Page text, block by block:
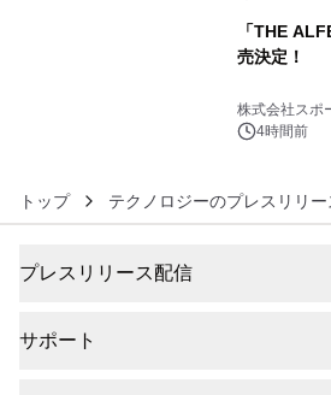
「THE
売決定！
株式会社スポ
4時間前
トップ テクノロジーのプレスリリ
プレスリリース配信
サポート